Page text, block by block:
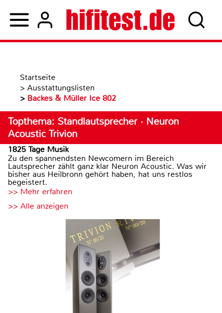
Startseite
> Ausstattungslisten
> Backes & Müller Ice 802
Topthema: Standlautsprecher · Neuron
Acoustic Trivion
1825 Tage Musik
Zu den spannendsten Newcomern im Bereich
Lautsprecher zählt ganz klar Neuron Acoustic. Was wir
bisher aus Heilbronn gehört haben, hat uns restlos
begeistert.
>> Mehr erfahren
>> Alle anzeigen